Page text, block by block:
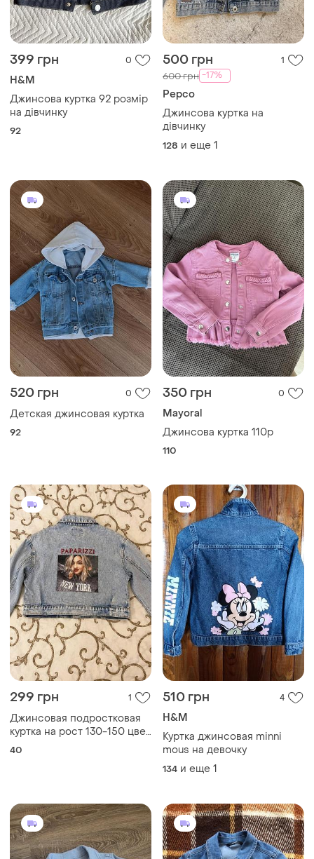
399 грн 0
H&M
Джинсова куртка 92 розмір
на дівчинку
92
500 грн 1
600 грн -17%
Pepco
Джинсова куртка на
дівчинку
128 и еще 1
520 грн 0
Детская джинсовая куртка
92
350 грн 0
Mayoral
Джинсова куртка 110р
110
299 грн 1
Джинсовая подростковая
куртка на рост 130-150 цвет
голубой
40
510 грн 4
H&M
Куртка джинсовая minni
mous на девочку
134 и еще 1